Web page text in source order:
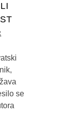
se